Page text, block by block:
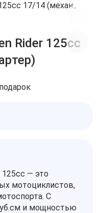
Rider 125cc
125cc — это
мотоциклистов,
С
и мощностью